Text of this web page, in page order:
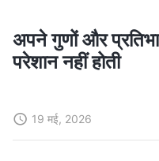
अपने गुणों और
परेशान नहीं होती
19 मई, 2026